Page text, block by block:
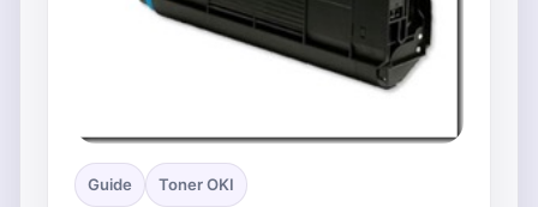
Guide Toner OKI